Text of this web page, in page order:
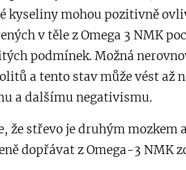
kyseliny mohou pozitivně
v těle z Omega 3 NMK
podmínek. Možná
a tento stav může vést
a dalšímu negativismu.
že střevo je druhým
dopřávat z Omega-3 NMK